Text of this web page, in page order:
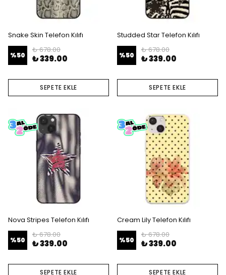
Snake Skin Telefon Kılıfı
%50
₺ 678.00
₺ 339.00
SEPETE EKLE
Studded Star Telefon Kılıfı
%50
₺ 678.00
₺ 339.00
SEPETE EKLE
Nova Stripes Telefon Kılıfı
%50
₺ 678.00
₺ 339.00
SEPETE EKLE
Cream Lily Telefon Kılıfı
%50
₺ 678.00
₺ 339.00
SEPETE EKLE